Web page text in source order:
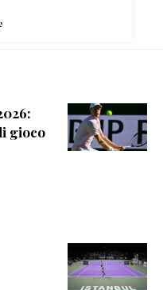
gioco